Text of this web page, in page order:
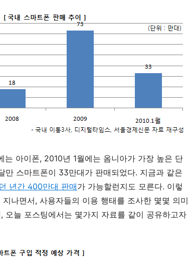
는 아이폰, 2010년 1월에는 옴니아가 가장 높은 단
만 스마트폰이 33만대가 판매되었다. 지금과 같은
년간 400만대 판매가 가능할런지도 모른다. 이렇
나면서, 사용자들의 이용 행태를 조사한 몇몇 의미
오늘 포스팅에서는 몇가지 자료를 같이 공유하고자